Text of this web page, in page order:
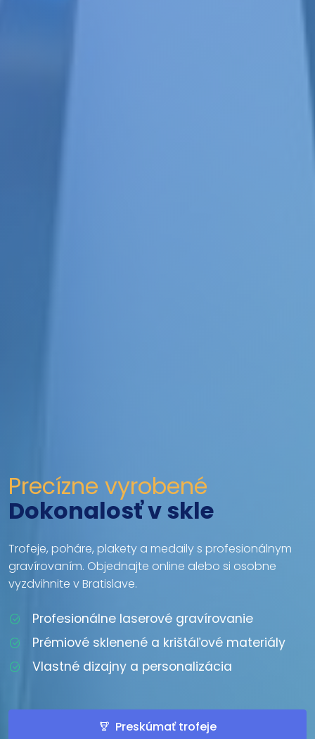
Precízne vyrobené
Dokonalosť v skle
Trofeje, poháre, plakety a medaily s profesionálnym
gravírovaním. Objednajte online alebo si osobne
vyzdvihnite v Bratislave.
Profesionálne laserové gravírovanie
Prémiové sklenené a krištáľové materiály
Vlastné dizajny a personalizácia
Preskúmať trofeje